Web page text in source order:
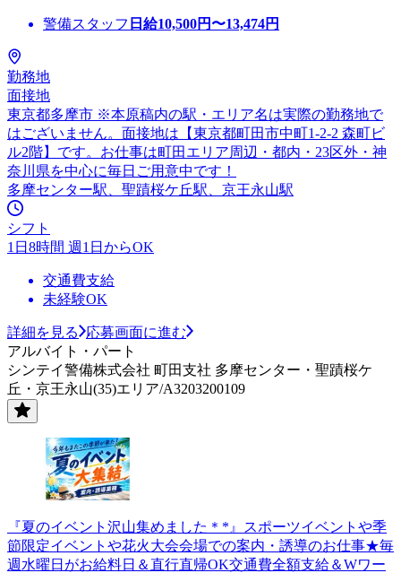
警備スタッフ 日給10,500円〜13,474円
勤務地
面接地
東京都多摩市 ※本原稿内の駅・エリア名は実際の勤務地で
はございません。面接地は【東京都町田市中町1-2-2 森町ビ
ル2階】です。お仕事は町田エリア周辺・都内・23区外・神
奈川県を中心に毎日ご用意中です！
多摩センター駅、聖蹟桜ケ丘駅、京王永山駅
シフト
1日8時間 週1日からOK
交通費支給
未経験OK
詳細を見る
応募画面に進む
アルバイト・パート
シンテイ警備株式会社 町田支社 多摩センター・聖蹟桜ケ
丘・京王永山(35)エリア/A3203200109
『夏のイベント沢山集めました＊*』スポーツイベントや季
節限定イベントや花火大会会場での案内・誘導のお仕事★毎
週水曜日がお給料日＆直行直帰OK交通費全額支給＆Wワー